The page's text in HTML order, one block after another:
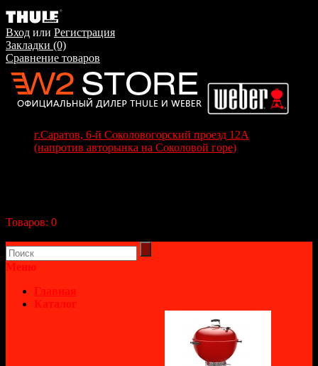
Вход или Регистрация
Закладки (0)
Сравнение товаров
г.Саратов, 6-й Соколовогорский проезд 12А
(напротив авторынка на Соколовой горе)
Товаров: 0
Меню
Главная
Каталог